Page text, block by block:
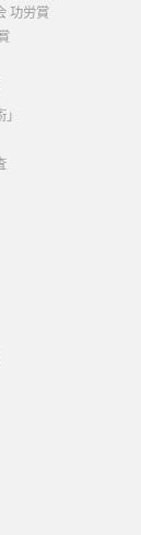
功労賞